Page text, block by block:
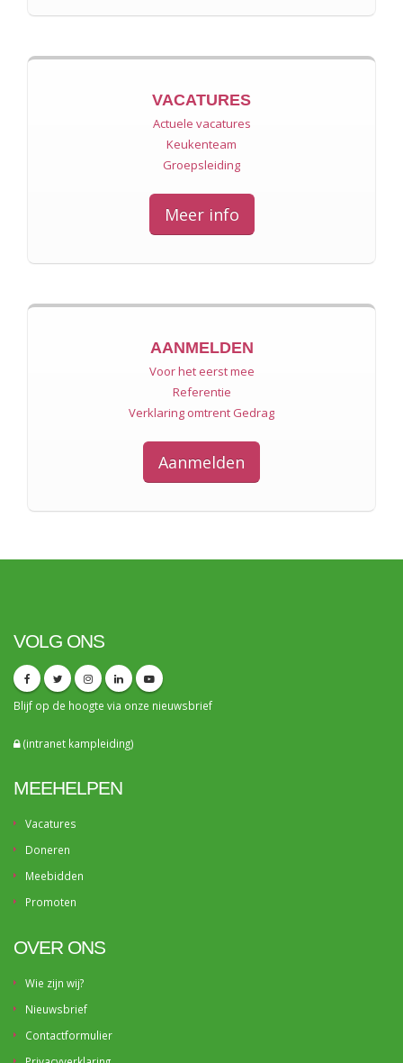
VACATURES
Actuele vacatures
Keukenteam
Groepsleiding
Meer info
AANMELDEN
Voor het eerst mee
Referentie
Verklaring omtrent Gedrag
Aanmelden
VOLG ONS
Blijf op de hoogte via onze nieuwsbrief
(intranet kampleiding)
MEEHELPEN
Vacatures
Doneren
Meebidden
Promoten
OVER ONS
Wie zijn wij?
Nieuwsbrief
Contactformulier